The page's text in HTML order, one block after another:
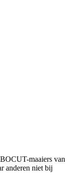
maaiers van
anderen niet bij